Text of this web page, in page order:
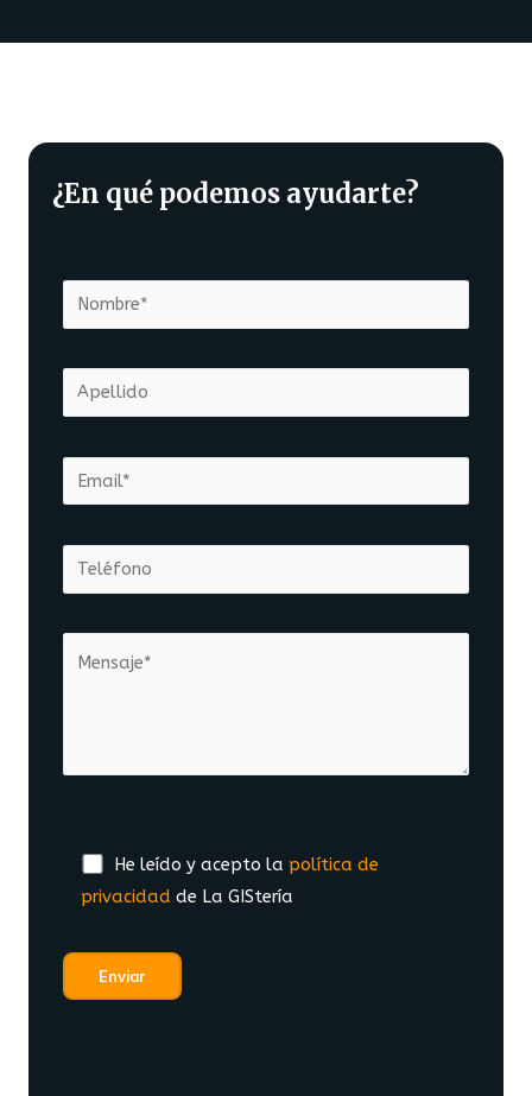
¿En qué podemos ayudarte?
He leído y acepto la política de
privacidad de La GIStería